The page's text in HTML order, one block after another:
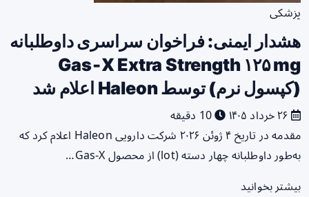
پزشکی
هشدار ایمنی: فراخوان سراسری داوطلبانه
Gas‑X Extra Strength ۱۲۵ mg
(کپسول نرم) توسط Haleon اعلام شد
10 دقیقه
مقدمه در تاریخ ۴ ژوئن ۲۰۲۶ شرکت دارویی Haleon اعلام کرد که
به‌طور داوطلبانه چهار دسته (lot) از محصول Gas‑X…
بیشتر بخوانید